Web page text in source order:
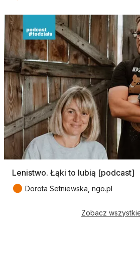
Lenistwo. Łąki to lubią [podcast]
● Dorota Setniewska, ngo.pl
Zobacz